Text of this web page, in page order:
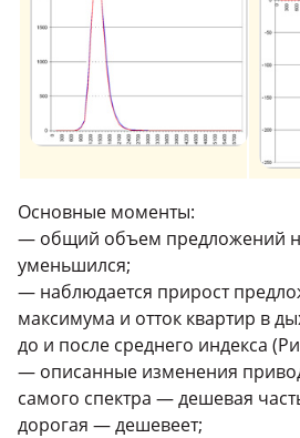
Основные моменты:
— общий объем предложений
уменьшился;
— наблюдается прирост
максимума и отток квартир в
до и после среднего индекса
— описанные изменения
самого спектра — дешевая
дорогая — дешевеет;